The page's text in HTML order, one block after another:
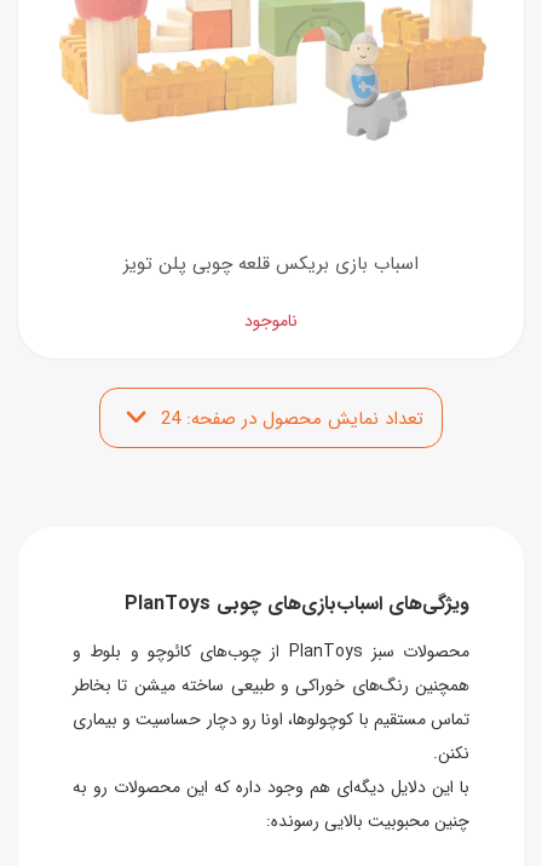
اسباب بازی بریکس قلعه چوبی پلن تویز
ناموجود
ویژگی‌های اسباب‌بازی‌های چوبی PlanToys
محصولات سبز PlanToys از چوب‌های کائوچو و بلوط و
همچنین رنگ‌های خوراکی و طبیعی ساخته میشن تا بخاطر
تماس مستقیم با کوچولوها، اونا رو دچار حساسیت و بیماری
نکنن.
با این دلایل دیگه‌ای هم وجود داره که این محصولات رو به
چنین محبوبیت بالایی رسونده: